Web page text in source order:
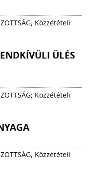
Közzétételi
ÜLÉS
Közzétételi
Közzétételi